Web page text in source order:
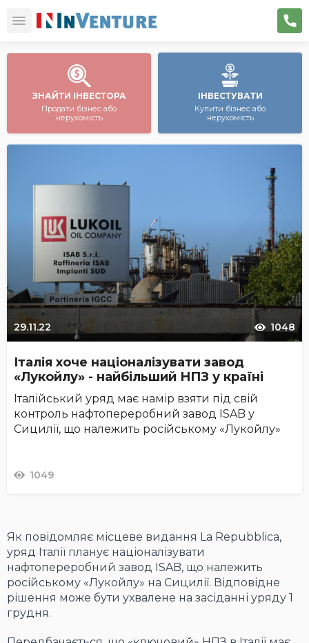
ЗНАЙТИ ІНВЕСТОРА
Продати бізнес або
нерухомість
ІНВЕСТУВАТИ
Купити бізнес або
нерухомість
29.11.22 1048
Італія хоче націоналізувати завод
«Лукойлу» - найбільший НПЗ у країні
Італійський уряд має намір взяти під свій
контроль нафтопереробний завод ISAB у
Сицилії, що належить російському «Лукойлу»
1049
Як повідомляє місцеве видання La Repubblica,
уряд Італії планує націоналізувати
нафтопереробний завод ISAB, що належить
російському «Лукойлу» на Сицилії. Відповідне
рішення може бути ухвалене на засіданні уряду 1
грудня.